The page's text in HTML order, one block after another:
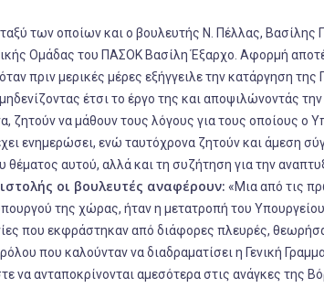
των οποίων και ο βουλευτής Ν. Πέλλας, Βασίλης
Ομάδας του ΠΑΣΟΚ Βασίλη Έξαρχο. Αφορμή
πριν μερικές μέρες εξήγγειλε την κατάργηση της
έτσι το έργο της και αποψιλώνοντάς
ζητούν να μάθουν τους λόγους για τους οποίους ο
ενημερώσει, ενώ ταυτόχρονα ζητούν και άμεση
αυτού, αλλά και τη συζήτηση για την
οι βουλευτές αναφέρουν: «Μια από τις
της χώρας, ήταν η μετατροπή του
που εκφράστηκαν από διάφορες πλευρές,
που καλούνταν να διαδραματίσει η Γενική
ανταποκρίνονται αμεσότερα στις ανάγκες της